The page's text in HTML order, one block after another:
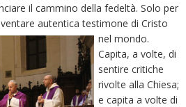
il cammino della fedeltà. Solo per
autenticatestimone di Cristo
nel mondo.
Capita, a volte, di
sentire critiche
rivolte alla Chiesa;
e capita a volte di